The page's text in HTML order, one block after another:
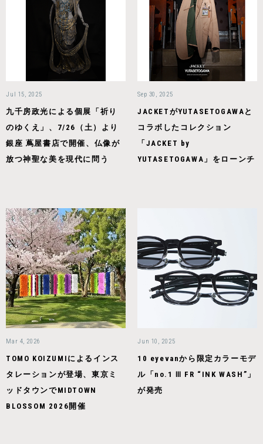
Jul 15, 2025
九千房政光による個展「祈り
のゆくえ」、7/26（土）より
銀座 蔦屋書店で開催、仏像が
放つ神聖な美を現代に問う
Sep 30, 2025
JACKETがYUTASETOGAWAと
コラボしたコレクション
「JACKET by
YUTASETOGAWA」をローンチ
Mar 4, 2026
TOMO KOIZUMIによるインス
タレーションが登場、東京ミ
ッドタウンでMIDTOWN
BLOSSOM 2026開催
Jun 10, 2025
10 eyevanから限定カラーモデ
ル「no.1 Ⅲ FR “INK WASH”」
が発売